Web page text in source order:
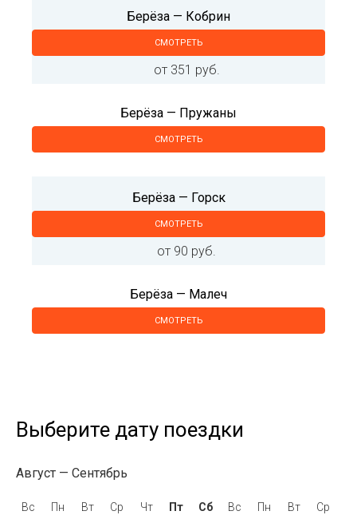
Берёза — Кобрин
СМОТРЕТЬ
от 351 руб.
Берёза — Пружаны
СМОТРЕТЬ
Берёза — Горск
СМОТРЕТЬ
от 90 руб.
Берёза — Малеч
СМОТРЕТЬ
Выберите дату поездки
Август Сентябрь
Вс
Пн
Вт
Ср
Чт
Пт
Сб
Вс
Пн
Вт
Ср